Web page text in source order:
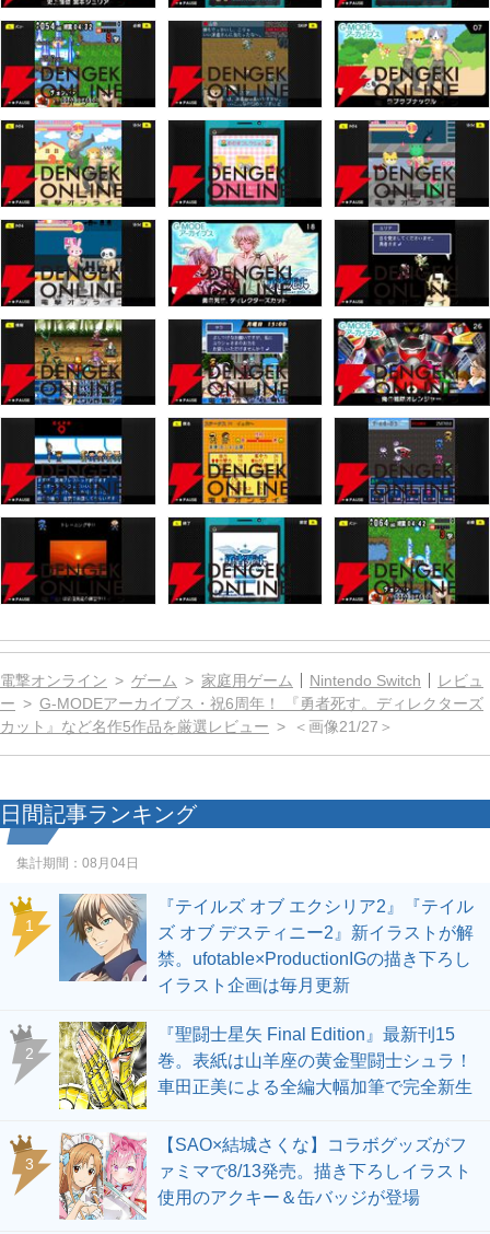
電撃オンライン ゲーム 家庭用ゲーム Nintendo Switch
レビュ
ー
G-MODEアーカイブス・祝6周年！ 『勇者死す。ディレクターズ
カット』など名作5作品を厳選レビュー
＜画像21/27＞
日間記事ランキング
集計期間： 08月04日
1
『テイルズ オブ エクシリア2』『テイル
ズ オブ デスティニー2』新イラストが解
禁。ufotable×ProductionIGの描き下ろし
イラスト企画は毎月更新
2
『聖闘士星矢 Final Edition』最新刊15
巻。表紙は山羊座の黄金聖闘士シュラ！
車田正美による全編大幅加筆で完全新生
3
【SAO×結城さくな】コラボグッズがフ
ァミマで8/13発売。描き下ろしイラスト
使用のアクキー＆缶バッジが登場